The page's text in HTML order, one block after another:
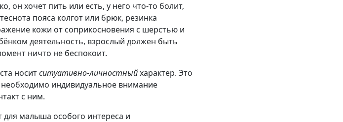
он хочет пить или есть, у него что-то болит,
пояса колгот или брюк, резинка
кожи от соприкосновения с шерстью и
деятельность, взрослый должен быть
ничто не беспокоит.
носитситуативно-личностныйхарактер. Это
индивидуальное внимание
с ним.
для малыша осо­бого интереса и